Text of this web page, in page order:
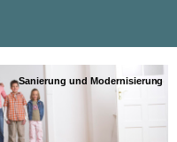
Sanierung und Modernisierung